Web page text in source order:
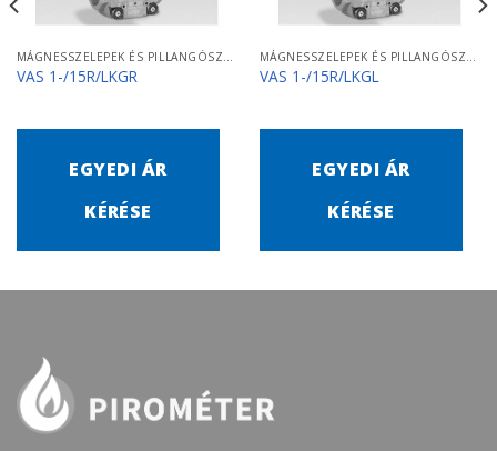
MÁGNESSZELEPEK ÉS PILLANGÓSZELEPEK
VAS 1-/15R/LKGR
EGYEDI ÁR
KÉRÉSE
MÁGNESSZELEPEK ÉS PILLANGÓSZELEPEK
VAS 1-/15R/LKGL
EGYEDI ÁR
KÉRÉSE